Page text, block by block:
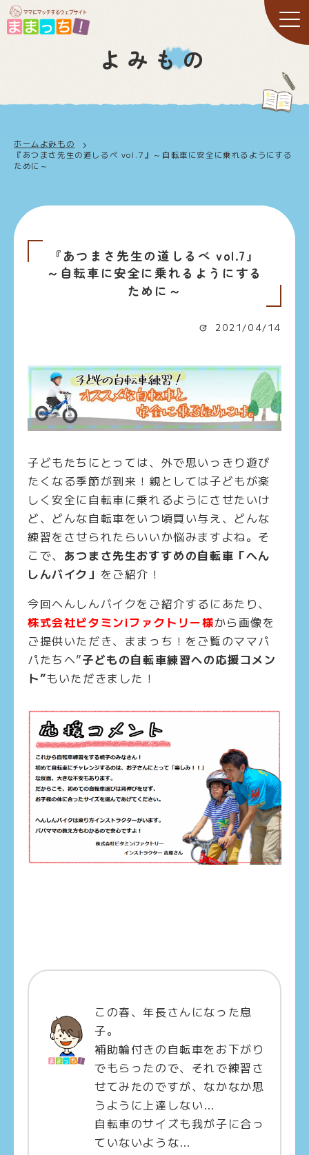
よみもの
ホーム よみもの
『あつまさ先生の道しるべ vol.7』～自転車に安全に乗れるようにする
ために～
『あつまさ先生の道しるべ vol.7』
～自転車に安全に乗れるようにする
ために～
2021/04/14
子どもたちにとっては、外で思いっきり遊び
たくなる季節が到来！親としては子どもが楽
しく安全に自転車に乗れるようにさせたいけ
ど、どんな自転車をいつ頃買い与え、どんな
練習をさせられたらいいか悩みますよね。そ
こで、 あつまさ先生おすすめの自転車「へん
しんバイク」 をご紹介！
今回へんしんバイクをご紹介するにあたり、
株式会社ビタミンiファクトリー様から画像を
ご提供いただき、ままっち！をご覧のママパ
パたちへ”子どもの自転車練習への応援コメン
ト”もいただきました！
この春、年長さんになった息
子。
補助輪付きの自転車をお下がり
でもらったので、それで練習さ
せてみたのですが、なかなか思
うように上達しない…
自転車のサイズも我が子に合っ
ていないような…